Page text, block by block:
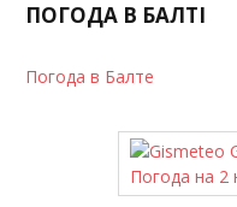
ПОГОДА В БАЛТІ
Погода в Балте
Погода на 2